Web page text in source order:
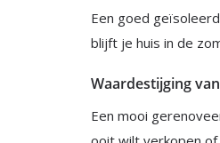
Een goed
blijft je huis in de
Waardestijging
Een mooi